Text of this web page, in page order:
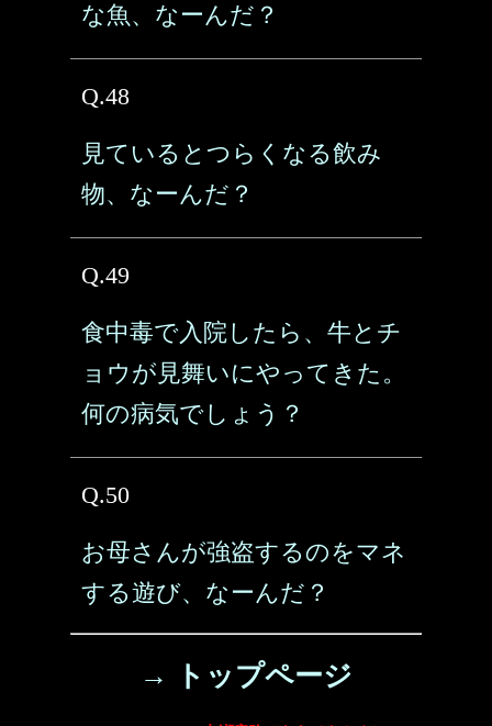
な魚、なーんだ？
Q.48
見ているとつらくなる飲み
物、なーんだ？
Q.49
食中毒で入院したら、牛とチ
ョウが見舞いにやってきた。
何の病気でしょう？
Q.50
お母さんが強盗するのをマネ
する遊び、なーんだ？
→ トップページ